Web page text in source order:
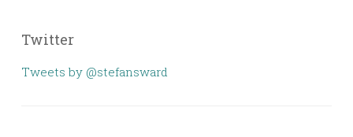
Twitter
Tweets by @stefansward